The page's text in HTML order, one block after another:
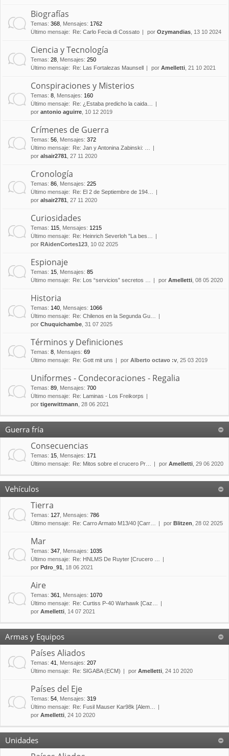
Biografías
Temas: 368 Mensajes: 1762
Último mensaje:
Re: Carlo Fecia di Cossato por Ozymandias , 13 10 2024
Ciencia y Tecnología
Temas: 28 Mensajes: 250
Último mensaje:
Re: Las Fortalezas Maunsell por Amelletti , 21 10 2021
Conspiraciones y Misterios
Temas: 8 Mensajes: 160
Último mensaje:
Re: ¿Estaba predicho la caida…
por antonio aguirre , 10 12 2019
Crímenes de Guerra
Temas: 56 Mensajes: 372
Último mensaje:
Re: Jan y Antonina Zabinski: …
por alsair2781 , 27 11 2020
Cronología
Temas: 86 Mensajes: 225
Último mensaje:
Re: El 2 de Septiembre de 194…
por alsair2781 , 27 11 2020
Curiosidades
Temas: 115 Mensajes: 1215
Último mensaje:
Re: Heinrich Severloh "La bes…
por RAidenCortes123 , 10 02 2025
Espionaje
Temas: 15 Mensajes: 85
Último mensaje:
Re: Los “servicios” secretos … por Amelletti , 08 05 2020
Historia
Temas: 140 Mensajes: 1066
Último mensaje:
Re: Chilenos en la Segunda Gu…
por Chuquichambe , 31 07 2025
Términos y Definiciones
Temas: 8 Mensajes: 69
Último mensaje:
Re: Gott mit uns por Alberto octavo :v , 25 03 2019
Uniformes - Condecoraciones - Regalia
Temas: 89 Mensajes: 700
Último mensaje:
Re: Laminas - Los Freikorps
por tigerwittmann , 28 06 2021
Guerra fría
Consecuencias
Temas: 15 Mensajes: 171
Último mensaje:
Re: Mitos sobre el crucero Pr… por Amelletti , 29 06 2020
Vehículos
Tierra
Temas: 127 Mensajes: 786
Último mensaje:
Re: Carro Armato M13/40 [Carr… por Blitzen , 28 02 2025
Mar
Temas: 347 Mensajes: 1035
Último mensaje:
Re: HNLMS De Ruyter [Crucero …
por Pdro_91 , 18 06 2021
Aire
Temas: 361 Mensajes: 1070
Último mensaje:
Re: Curtiss P-40 Warhawk [Caz…
por Amelletti , 14 07 2021
Armas y Equipos
Países Aliados
Temas: 41 Mensajes: 207
Último mensaje:
Re: SIGABA (ECM) por Amelletti , 24 10 2020
Países del Eje
Temas: 54 Mensajes: 319
Último mensaje:
Re: Fusil Mauser Kar98k [Alem…
por Amelletti , 24 10 2020
Unidades